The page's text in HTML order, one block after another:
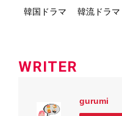
韓国ドラマ 韓流ドラマ
WRITER
gurumi